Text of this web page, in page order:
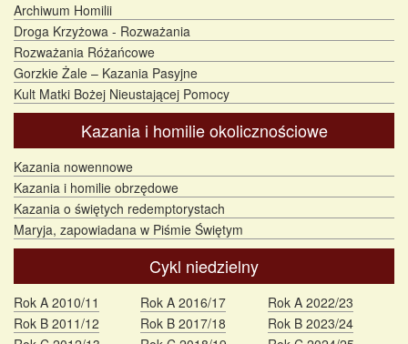
Archiwum Homilii
Droga Krzyżowa - Rozważania
Rozważania Różańcowe
Gorzkie Żale – Kazania Pasyjne
Kult Matki Bożej Nieustającej Pomocy
Kazania i homilie okolicznościowe
Kazania nowennowe
Kazania i homilie obrzędowe
Kazania o świętych redemptorystach
Maryja, zapowiadana w Piśmie Świętym
Cykl niedzielny
Rok A 2010/11
Rok B 2011/12
Rok A 2016/17
Rok B 2017/18
Rok A 2022/23
Rok B 2023/24